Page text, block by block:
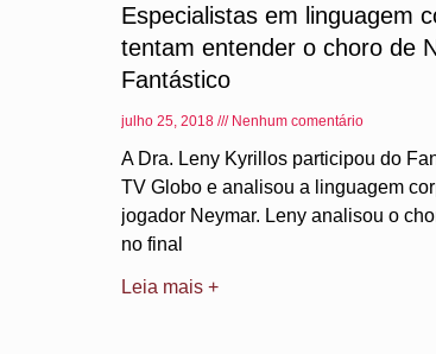
Especialistas em linguagem
tentam entender o choro de
Fantástico
julho 25, 2018 Nenhum comentário
A Dra. Leny Kyrillos participou do
TV Globo e analisou a linguagem
jogador Neymar. Leny analisou o
no final
Leia mais +